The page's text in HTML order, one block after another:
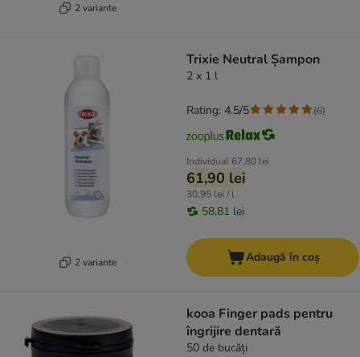
2 variante
2 variante
Trixie Neutral Șampon
2 x 1 l
Individual 67,80 lei
61,90 lei
30,95 lei / l
58,81 lei
Rating: 4.5/5 (6)
Adaugă în coș
kooa Finger pads pentru
îngrijire dentară
50 de bucăți